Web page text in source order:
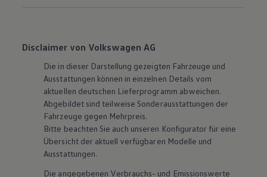
Disclaimer von Volkswagen AG
Die in dieser Darstellung gezeigten Fahrzeuge und
Ausstattungen können in einzelnen Details vom
aktuellen deutschen Lieferprogramm abweichen.
Abgebildet sind teilweise Sonderausstattungen der
Fahrzeuge gegen Mehrpreis.
Bitte beachten Sie auch unseren Konfigurator für eine
Übersicht der aktuell verfügbaren Modelle und
Ausstattungen.
Die angegebenen Verbrauchs- und Emissionswerte